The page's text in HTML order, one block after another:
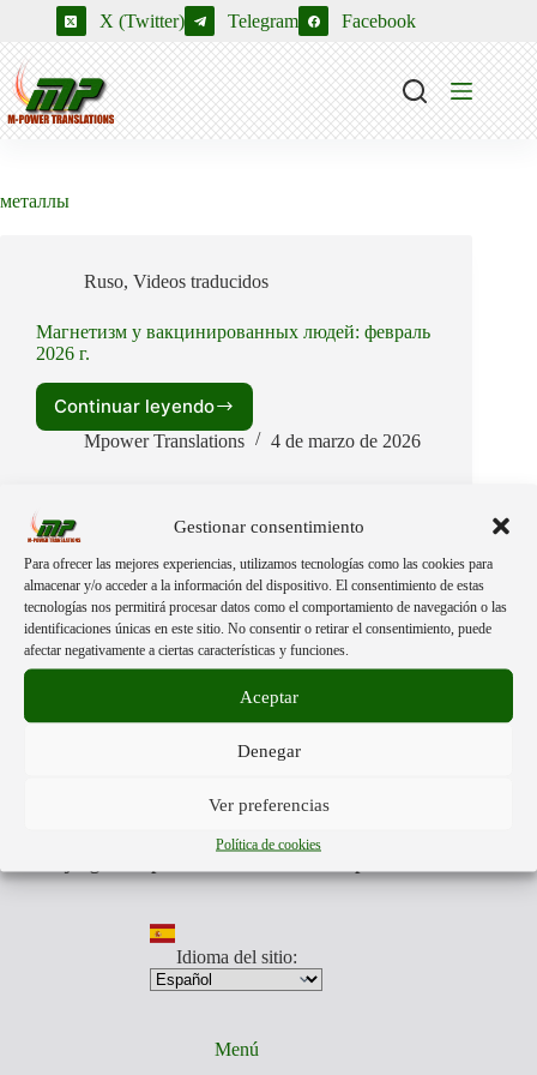
Gestionar consentimiento
Para ofrecer las mejores experiencias, utilizamos tecnologías como las cookies para
almacenar y/o acceder a la información del dispositivo. El consentimiento de estas
tecnologías nos permitirá procesar datos como el comportamiento de navegación o las
identificaciones únicas en este sitio. No consentir o retirar el consentimiento, puede
afectar negativamente a ciertas características y funciones.
Aceptar
Denegar
Ver preferencias
Política de cookies
contenido
X (Twitter) Telegram Facebook
металлы
Ruso, Videos traducidos
Магнетизм у вакцинированных людей: февраль
2026 г.
Continuar leyendo
Магнетизм
у
2026
Mpower Translations 4 de marzo de 2026
Acerca de:
Mpower Translationsesta formado por personas libres de
distintas partes del mundo.
Nuestra única finalidad, es darte a conocer la información más
veraz que otros no quieren mostrarte.
realidad de lo que nos acontece, para que estés preparado para
globalistas y pro humanos.
Nuestro equipo traducirá aquellos videos y documentos que
toda persona, debe de conocer.
Idioma del sitio:
Menú